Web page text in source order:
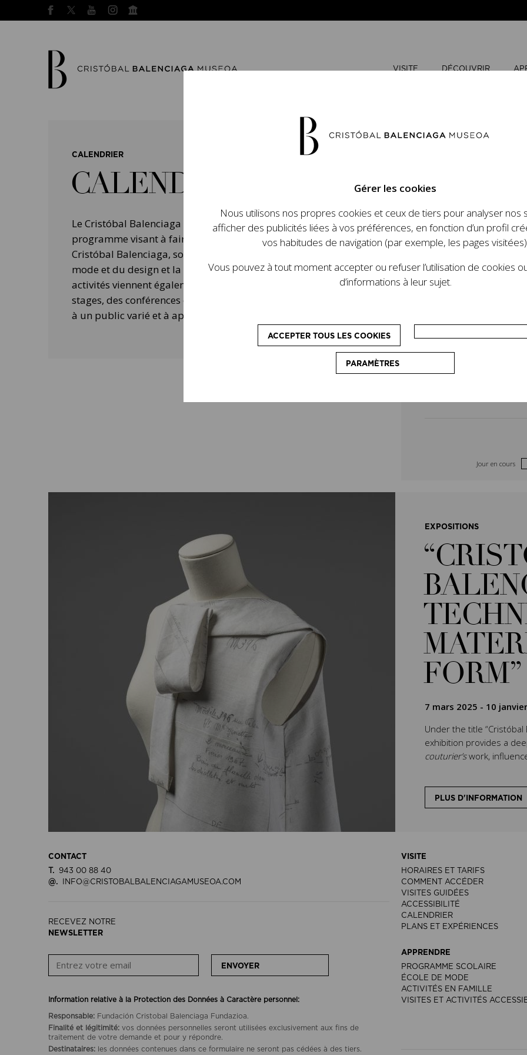
VISITE DÉCOUVRIR
CALENDRIER
CALENDRIER
Le Cristóbal Balenciaga Museoa a mis en place un ambitieux
programme visant à faire connaître la vie et le travail de
Cristóbal Balenciaga, son importance dans l'histoire de la
mode et du design et la contemporanéité de son legs. D’autres
activités viennent également compléter le programme : des
stages, des conférences ou des ateliers pédagogiques, destinés
à un public varié et à approfondir la vision du couturier.
4 5
18
Jour en cours
EXPOSITIONS
FORM”
7 mars 2025 - 10
Under the title “Cristóbal
exhibition provides a
couturier’swork,
PLUS D'INFORMATION
CONTACT
T.
943 00 88 40
@.
INFO@CRISTOBALBALENCIAGAMUSEOA.COM
RECEVEZ NOTRE
NEWSLETTER
ENVOYER
Information relative à la Protection des Données à Caractère personnel:
Responsable: Fundación Cristobal Balenciaga Fundazioa.
Finalité et légitimité: vos données personnelles seront utilisées exclusivement aux fins de
traitement de votre demande et pour y répondre.
Destinataires: les données contenues dans ce formulaire ne seront pas cédées à des tiers.
VISITE
HORAIRES ET TARIFS
COMMENT ACCÉDER
VISITES GUIDÉES
ACCESSIBILITÉ
CALENDRIER
PLANS ET EXPÉRIENCES
APPRENDRE
PROGRAMME SCOLAIRE
ÉCOLE DE MODE
ACTIVITÉS EN FAMILLE
VISITES ET ACTIVITÉS
Gérer les cookies
Nous utilisons nos propres cookies et ceux de tiers pour analyser nos
afficher des publicités liées à vos préférences, en fonction d’un profil
vos habitudes de navigation (par exemple, les pages
Vous pouvez à tout moment accepter ou refuser l’utilisation de cookies
d’informations à leur sujet.
ACCEPTER TOUS LES COOKIES
PARAMÈTRES